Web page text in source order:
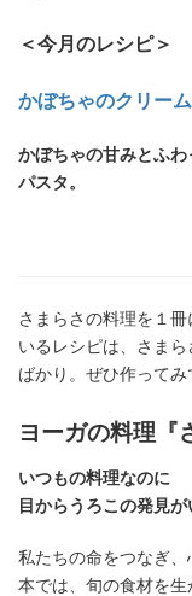
＜今月のレシピ＞
かぼちゃのクリー
かぼちゃの甘みとふ
パスタ。
さまらさの料理を１
いるレシピは、さま
ばかり。ぜひ作ってみ
ヨーガの料理『
いつもの料理なのに
目からうろこの発見
私たちの命をつなぎ
本では、旬の食材を